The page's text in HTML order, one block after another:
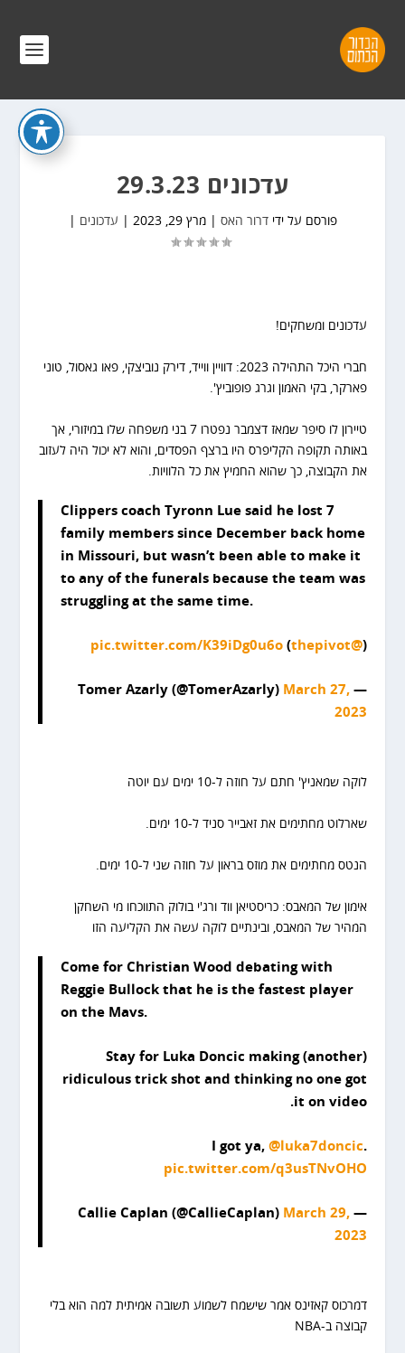
עדכונים 29.3.23
פורסם על ידידרור האס |מרץ 29, 2023 עדכונים
עדכונים ומשחקים!
חברי היכל התהילה 2023: דוויין ווייד, דירק נוביצקי, פאו גאסול, טוני
פארקר, בקי האמון וגרג פופוביץ'.
טיירון לו סיפר שמאז דצמבר נפטרו 7 בני משפחה שלו במיזורי, אך
באותה תקופה הקליפרס היו ברצף הפסדים, והוא לא יכול היה לעזוב
את הקבוצה, כך שהוא החמיץ את כל הלוויות.
Clippers coach Tyronn Lue said he lost 7
family members since December back home
in Missouri, but wasn’t been able to make it
to any of the funerals because the team was
struggling at the same time.
(
@thepivot
)
pic.twitter.com/K39iDg0u6o
— Tomer Azarly (@TomerAzarly)
March 27,
2023
לוקה שמאניץ' חתם על חוזה ל-10 ימים עם יוטה
שארלוט מחתימים את זאבייר סניד ל-10 ימים.
הנטס מחתימים את מוזס בראון על חוזה שני ל-10 ימים.
אימון של המאבס: כריסטיאן ווד ורג'י בולוק התווכחו מי השחקן
המהיר של המאבס, ובינתיים לוקה עשה את הקליעה הזו
Come for Christian Wood debating with
Reggie Bullock that he is the fastest player
on the Mavs.
Stay for Luka Doncic making (another)
ridiculous trick shot and thinking no one got
it on video.
I got ya, @luka7doncic.
pic.twitter.com/q3usTNvOHO
— Callie Caplan (@CallieCaplan)
March 29,
2023
דמרכוס קאזינס אמר שישמח לשמוע תשובה אמיתית למה הוא בלי
קבוצה ב-NBA